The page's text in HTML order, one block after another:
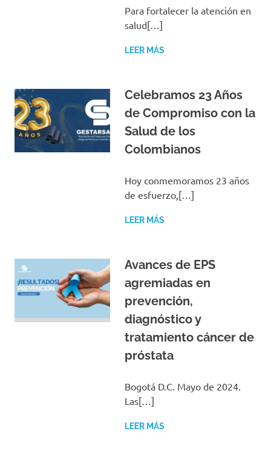
Para fortalecer la atención en
salud[…]
LEER MÁS
Celebramos 23 Años
de Compromiso con la
Salud de los
Colombianos
Hoy conmemoramos 23 años
de esfuerzo,[…]
LEER MÁS
Avances de EPS
agremiadas en
prevención,
diagnóstico y
tratamiento cáncer de
próstata
Bogotá D.C. Mayo de 2024.
Las[…]
LEER MÁS